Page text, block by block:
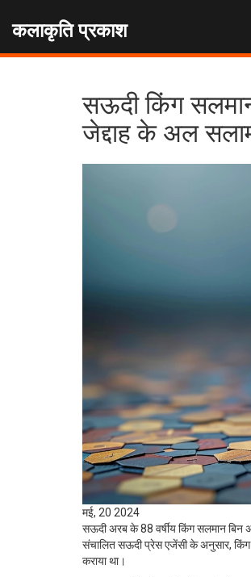
कलाकृति प्रकाश
सऊदी किंग
जेद्दाह के अल
मई, 20 2024
सऊदी अरब के 88 वर्षीय किंग सलमान बिन
संचालित सऊदी प्रेस एजेंसी के अनुसार, किंग
कराया था।